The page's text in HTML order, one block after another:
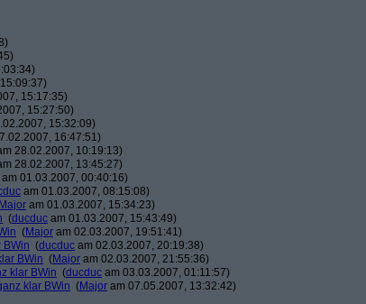
15:17:35)
15:27:50)
15:32:09)
16:47:51)
28.02.2007, 10:19:13)
28.02.2007, 13:45:27)
am 01.03.2007, 00:40:16)
am 01.03.2007, 08:15:08)
Major am 01.03.2007, 15:34:23)
(ducduc am 01.03.2007, 15:43:49)
(Major am 02.03.2007, 19:51:41)
BWin (ducduc am 02.03.2007, 20:19:38)
BWin (Major am 02.03.2007, 21:55:36)
klar BWin (ducduc am 03.03.2007, 01:11:57)
klar BWin (Major am 07.05.2007, 13:32:42)